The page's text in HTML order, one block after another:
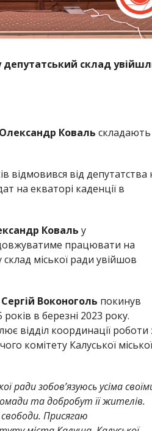
депутатський склад
Олександр Коваль складають
відмовився від депутатства
на екваторі каденції в
Коваль у
працювати на
міської ради увійшов
Воконоголь покинув
в березні 2023 року.
відділ координації роботи
комітету Калуської міської
ради зобов’язуюсь усіма
та добробут її жителів.
Присягаю